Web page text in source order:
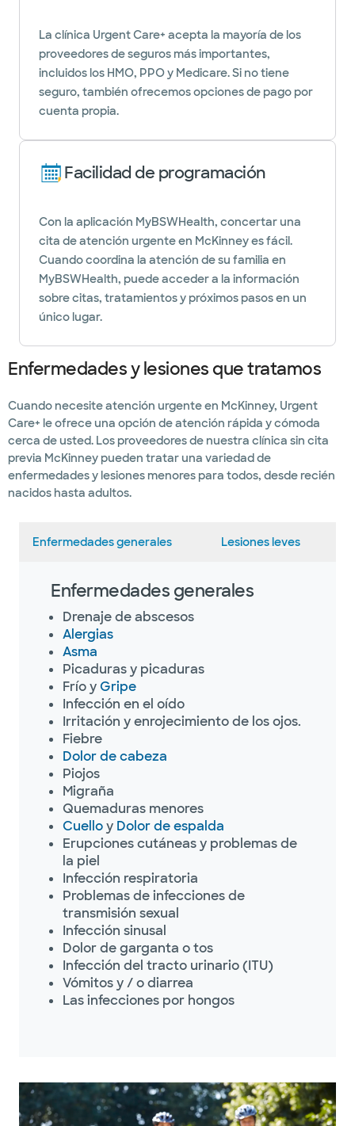
La clínica Urgent Care+ acepta la mayoría de los
proveedores de seguros más importantes,
incluidos los HMO, PPO y Medicare. Si no tiene
seguro, también ofrecemos opciones de pago por
cuenta propia.
Facilidad de programación
Con la aplicación MyBSWHealth, concertar una
cita de atención urgente en McKinney es fácil.
Cuando coordina la atención de su familia en
MyBSWHealth, puede acceder a la información
sobre citas, tratamientos y próximos pasos en un
único lugar.
Enfermedades y lesiones que tratamos
Cuando necesite atención urgente en McKinney, Urgent
Care+ le ofrece una opción de atención rápida y cómoda
cerca de usted. Los proveedores de nuestra clínica sin cita
previa McKinney pueden tratar una variedad de
enfermedades y lesiones menores para todos, desde recién
nacidos hasta adultos.
Enfermedades generales Lesiones leves
Enfermedades generales
Drenaje de abscesos
Alergias
Asma
Picaduras y picaduras
Frío yGripe
Infección en el oído
Irritación y enrojecimiento de los ojos.
Fiebre
Dolor de cabeza
Piojos
Migraña
Quemaduras menores
Cuelloy Dolor de espalda
Erupciones cutáneas y problemas de
la piel
Infección respiratoria
Problemas de infecciones de
transmisión sexual
Infección sinusal
Dolor de garganta o tos
Infección del tracto urinario (ITU)
Vómitos y / o diarrea
Las infecciones por hongos